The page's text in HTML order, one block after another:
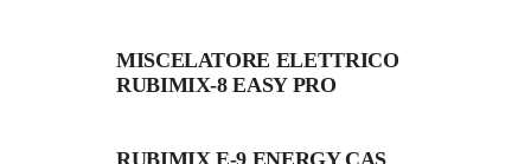
MISCELATORE ELETTRICO
RUBIMIX-8 EASY PRO